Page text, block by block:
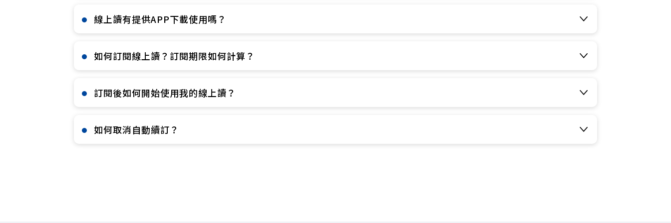
線上讀有提供APP下載使用嗎？​
如何訂閱線上讀？訂閱期限如何計算？​
訂閱後如何開始使用我的線上讀？​
如何取消自動續訂？